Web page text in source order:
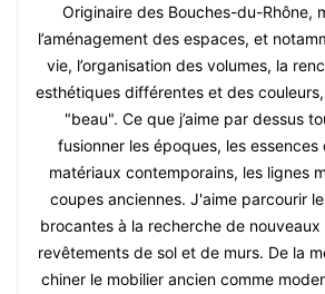
Originaire des Bouches-du-Rhône,
l’aménagement des espaces, et
vie, l’organisation des volumes, la
esthétiques différentes et des
"beau". Ce que j’aime par dessus
fusionner les époques, les
matériaux contemporains, les lignes
coupes anciennes. J'aime parcourir
brocantes à la recherche de
revêtements de sol et de murs. De la
chiner le mobilier ancien comme